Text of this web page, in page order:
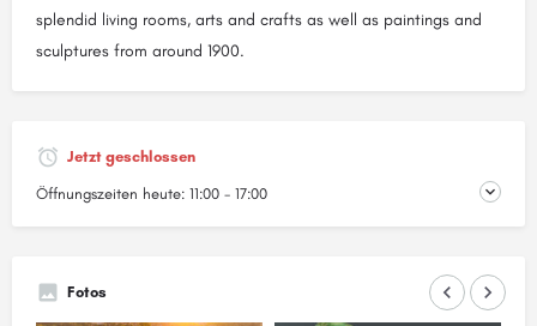
splendid living rooms, arts and crafts as well as paintings and
sculptures from around 1900.
Jetzt geschlossen
Öffnungszeiten heute: 11:00 - 17:00
Fotos keyboard_arrow_left keyboard_arrow_right